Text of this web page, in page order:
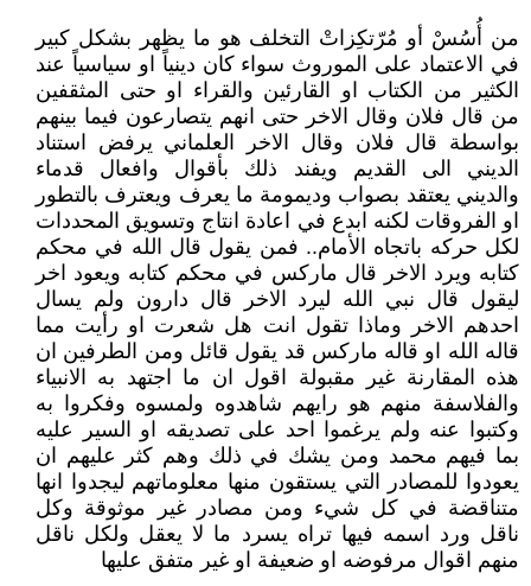
من أُسُسْ أو مُرّتكِزاتْ التخلف هو ما يظهر بشكل كبير
في الاعتماد على الموروث سواء كان دينياً او سياسياً عند
الكثير من الكتاب او القارئين والقراء او حتى المثقفين
من قال فلان وقال الاخر حتى انهم يتصارعون فيما بينهم
بواسطة قال فلان وقال الاخر العلماني يرفض استناد
الديني الى القديم ويفند ذلك بأقوال وافعال قدماء
والديني يعتقد بصواب وديمومة ما يعرف ويعترف بالتطور
او الفروقات لكنه ابدع في اعادة انتاج وتسويق المحددات
لكل حركه باتجاه الأمام.. فمن يقول قال الله في محكم
كتابه ويرد الاخر قال ماركس في محكم كتابه ويعود اخر
ليقول قال نبي الله ليرد الاخر قال دارون ولم يسال
احدهم الاخر وماذا تقول انت هل شعرت او رأيت مما
قاله الله او قاله ماركس قد يقول قائل ومن الطرفين ان
هذه المقارنة غير مقبولة اقول ان ما اجتهد به الانبياء
والفلاسفة منهم هو رايهم شاهدوه ولمسوه وفكروا به
وكتبوا عنه ولم يرغموا احد على تصديقه او السير عليه
بما فيهم محمد ومن يشك في ذلك وهم كثر عليهم ان
يعودوا للمصادر التي يستقون منها معلوماتهم ليجدوا انها
متناقضة في كل شيء ومن مصادر غير موثوقة وكل
ناقل ورد اسمه فيها تراه يسرد ما لا يعقل ولكل ناقل
منهم اقوال مرفوضه او ضعيفة او غير متفق عليها